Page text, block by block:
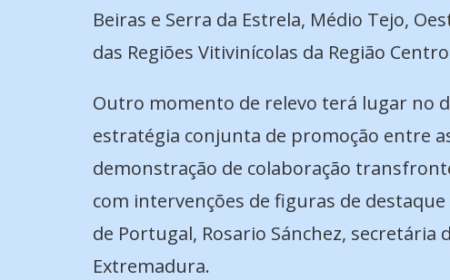
Beiras e Serra da Estrela, Médio Tejo,
das Regiões Vitivinícolas da Região
Outro momento de relevo terá lugar no
estratégia conjunta de promoção entre
demonstração de colaboração
com intervenções de figuras de
de Portugal, Rosario Sánchez,
Extremadura.